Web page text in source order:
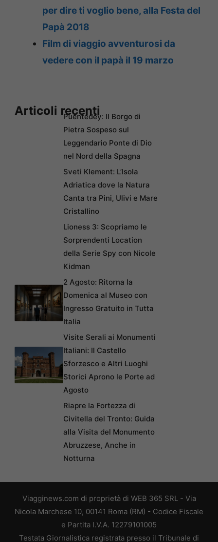
per dire ti voglio bene, alla Festa del
Papà 2018
Film di viaggio avventurosi da
vedere con il papà il 19 marzo
Articoli recentiPuentedey: Il Borgo di
Pietra Sospeso sul
Leggendario Ponte di Dio
nel Nord della Spagna
Sveti Klement: L’Isola
Adriatica dove la Natura
Canta tra Pini, Ulivi e Mare
Cristallino
Lioness 3: Scopriamo le
Sorprendenti Location
della Serie Spy con Nicole
Kidman
2 Agosto: Ritorna la
Domenica al Museo con
Ingresso Gratuito in Tutta
Italia
Visite Serali ai Monumenti
Italiani: Il Castello
Sforzesco e Altri Luoghi
Storici Aprono le Porte ad
Agosto
Riapre la Fortezza di
Civitella del Tronto: Guida
alla Visita del Monumento
Abruzzese, Anche in
Notturna
Viagginews.com di proprietà di WEB 365 SRL - Via
Nicola Marchese 10, 00141 Roma (RM) - Codice Fiscale
e Partita I.V.A. 12279101005
Testata Giornalistica registrata presso il Tribunale di